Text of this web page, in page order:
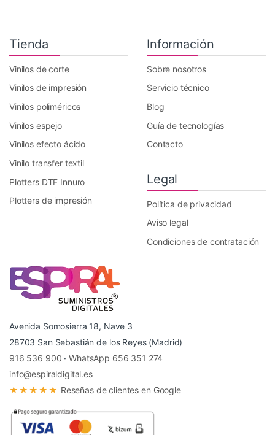
Tienda
Vinilos de corte
Vinilos de impresión
Vinilos poliméricos
Vinilos espejo
Vinilos efecto ácido
Vinilo transfer textil
Plotters DTF Innuro
Plotters de impresión
Información
Sobre nosotros
Servicio técnico
Blog
Guía de tecnologías
Contacto
Legal
Política de privacidad
Aviso legal
Condiciones de contratación
Avenida Somosierra 18, Nave 3
28703 San Sebastián de los Reyes (Madrid)
916 536 900 ·WhatsApp 656 351 274
info@espiraldigital.es
★★★★★ Reseñas de clientes en Google